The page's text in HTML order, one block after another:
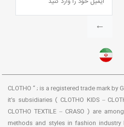
←
“ CLOTHO “ ; is a registered trade mark by
it’s subsidiaries ( CLOTHO KIDS –
CLOTHO TEXTILE – CRASO ) are
methods and styles in fashion